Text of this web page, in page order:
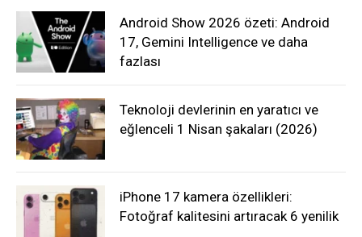
Android Show 2026 özeti: Android
17, Gemini Intelligence ve daha
fazlası
Teknoloji devlerinin en yaratıcı ve
eğlenceli 1 Nisan şakaları (2026)
iPhone 17 kamera özellikleri:
Fotoğraf kalitesini artıracak 6 yenilik